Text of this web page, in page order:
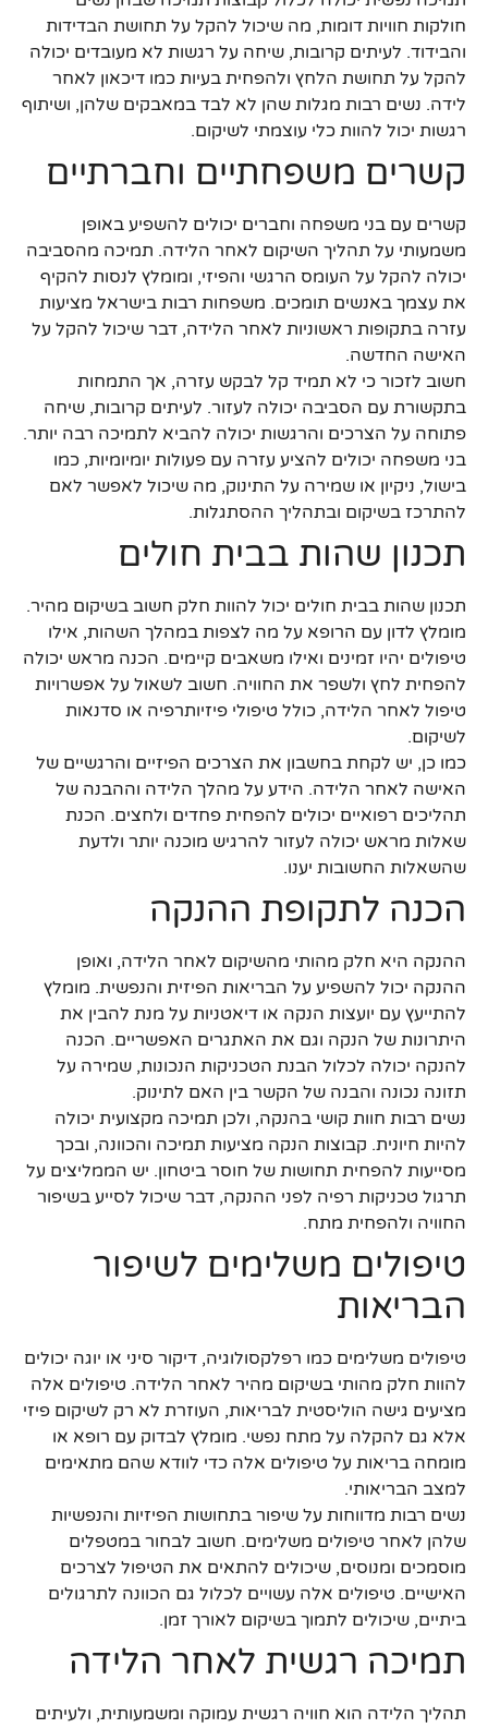
חולקות חוויות דומות, מה שיכול להקל על תחושת הבדידות
והבידוד. לעיתים קרובות, שיחה על רגשות לא מעובדים יכולה
להקל על תחושת הלחץ ולהפחית בעיות כמו דיכאון לאחר
לידה. נשים רבות מגלות שהן לא לבד במאבקים שלהן, ושיתוף
רגשות יכול להוות כלי עוצמתי לשיקום.
קשרים משפחתיים וחברתיים
קשרים עם בני משפחה וחברים יכולים להשפיע באופן
משמעותי על תהליך השיקום לאחר הלידה. תמיכה מהסביבה
יכולה להקל על העומס הרגשי והפיזי, ומומלץ לנסות להקיף
את עצמך באנשים תומכים. משפחות רבות בישראל מציעות
עזרה בתקופות ראשוניות לאחר הלידה, דבר שיכול להקל על
האישה החדשה.
חשוב לזכור כי לא תמיד קל לבקש עזרה, אך התמחות
בתקשורת עם הסביבה יכולה לעזור. לעיתים קרובות, שיחה
פתוחה על הצרכים והרגשות יכולה להביא לתמיכה רבה יותר.
בני משפחה יכולים להציע עזרה עם פעולות יומיומיות, כמו
בישול, ניקיון או שמירה על התינוק, מה שיכול לאפשר לאם
להתרכז בשיקום ובתהליך ההסתגלות.
תכנון שהות בבית חולים
תכנון שהות בבית חולים יכול להוות חלק חשוב בשיקום מהיר.
מומלץ לדון עם הרופא על מה לצפות במהלך השהות, אילו
טיפולים יהיו זמינים ואילו משאבים קיימים. הכנה מראש יכולה
להפחית לחץ ולשפר את החוויה. חשוב לשאול על אפשרויות
טיפול לאחר הלידה, כולל טיפולי פיזיותרפיה או סדנאות
לשיקום.
כמו כן, יש לקחת בחשבון את הצרכים הפיזיים והרגשיים של
האישה לאחר הלידה. הידע על מהלך הלידה וההבנה של
תהליכים רפואיים יכולים להפחית פחדים ולחצים. הכנת
שאלות מראש יכולה לעזור להרגיש מוכנה יותר ולדעת
שהשאלות החשובות יענו.
הכנה לתקופת ההנקה
ההנקה היא חלק מהותי מהשיקום לאחר הלידה, ואופן
ההנקה יכול להשפיע על הבריאות הפיזית והנפשית. מומלץ
להתייעץ עם יועצות הנקה או דיאטניות על מנת להבין את
היתרונות של הנקה וגם את האתגרים האפשריים. הכנה
להנקה יכולה לכלול הבנת הטכניקות הנכונות, שמירה על
תזונה נכונה והבנה של הקשר בין האם לתינוק.
נשים רבות חוות קושי בהנקה, ולכן תמיכה מקצועית יכולה
להיות חיונית. קבוצות הנקה מציעות תמיכה והכוונה, ובכך
מסייעות להפחית תחושות של חוסר ביטחון. יש הממליצים על
תרגול טכניקות רפיה לפני ההנקה, דבר שיכול לסייע בשיפור
החוויה ולהפחית מתח.
טיפולים משלימים לשיפור
הבריאות
טיפולים משלימים כמו רפלקסולוגיה, דיקור סיני או יוגה יכולים
להוות חלק מהותי בשיקום מהיר לאחר הלידה. טיפולים אלה
מציעים גישה הוליסטית לבריאות, העוזרת לא רק לשיקום פיזי
אלא גם להקלה על מתח נפשי. מומלץ לבדוק עם רופא או
מומחה בריאות על טיפולים אלה כדי לוודא שהם מתאימים
למצב הבריאותי.
נשים רבות מדווחות על שיפור בתחושות הפיזיות והנפשיות
שלהן לאחר טיפולים משלימים. חשוב לבחור במטפלים
מוסמכים ומנוסים, שיכולים להתאים את הטיפול לצרכים
האישיים. טיפולים אלה עשויים לכלול גם הכוונה לתרגולים
ביתיים, שיכולים לתמוך בשיקום לאורך זמן.
תמיכה רגשית לאחר הלידה
תהליך הלידה הוא חוויה רגשית עמוקה ומשמעותית, ולעיתים